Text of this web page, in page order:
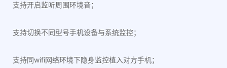
支持开启监听周围环境音；
支持切换不同型号手机设备与系统监控；
支持同wifi网络环境下隐身监控植入对方手机；